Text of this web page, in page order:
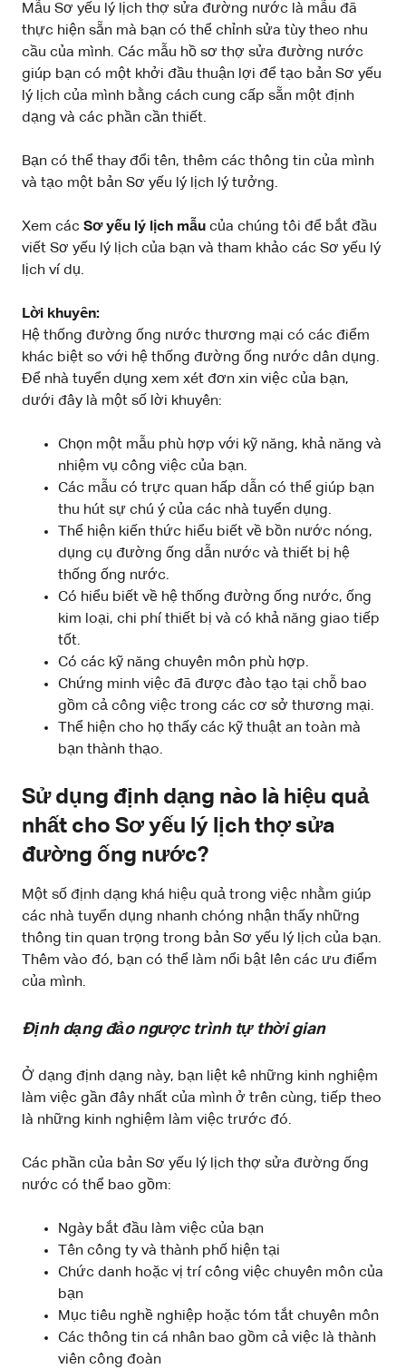
Mẫu Sơ yếu lý lịch thợ sửa đường nước là mẫu đã
thực hiện sẵn mà bạn có thể chỉnh sửa tùy theo nhu
cầu của mình. Các mẫu hồ sơ thợ sửa đường nước
giúp bạn có một khởi đầu thuận lợi để tạo bản Sơ yếu
lý lịch của mình bằng cách cung cấp sẵn một định
dạng và các phần cần thiết.
Bạn có thể thay đổi tên, thêm các thông tin của mình
và tạo một bản Sơ yếu lý lịch lý tưởng.
Xem các Sơ yếu lý lịch mẫu của chúng tôi để bắt đầu
viết Sơ yếu lý lịch của bạn và tham khảo các Sơ yếu lý
lịch ví dụ.
Lời khuyên:
Hệ thống đường ống nước thương mại có các điểm
khác biệt so với hệ thống đường ống nước dân dụng.
Để nhà tuyển dụng xem xét đơn xin việc của bạn,
dưới đây là một số lời khuyên:
Chọn một mẫu phù hợp với kỹ năng, khả năng và
nhiệm vụ công việc của bạn.
Các mẫu có trực quan hấp dẫn có thể giúp bạn
thu hút sự chú ý của các nhà tuyển dụng.
Thể hiện kiến ​​thức hiểu biết về bồn nước nóng,
dụng cụ đường ống dẫn nước và thiết bị hệ
thống ống nước.
Có hiểu biết về hệ thống đường ống nước, ống
kim loại, chi phí thiết bị và có khả năng giao tiếp
tốt.
Có các kỹ năng chuyên môn phù hợp.
Chứng minh việc đã được đào tạo tại chỗ bao
gồm cả công việc trong các cơ sở thương mại.
Thể hiện cho họ thấy các kỹ thuật an toàn mà
bạn thành thạo.
Sử dụng định dạng nào là hiệu quả
nhất cho Sơ yếu lý lịch thợ sửa
đường ống nước?
Một số định dạng khá hiệu quả trong việc nhằm giúp
các nhà tuyển dụng nhanh chóng nhận thấy những
thông tin quan trọng trong bản Sơ yếu lý lịch của bạn.
Thêm vào đó, bạn có thể làm nổi bật lên các ưu điểm
của mình.
Định dạng đảo ngược trình tự thời gian
Ở dạng định dạng này, bạn liệt kê những kinh nghiệm
làm việc gần đây nhất của mình ở trên cùng, tiếp theo
là những kinh nghiệm làm việc trước đó.
Các phần của bản Sơ yếu lý lịch thợ sửa đường ống
nước có thể bao gồm:
Ngày bắt đầu làm việc của bạn
Tên công ty và thành phố hiện tại
Chức danh hoặc vị trí công việc chuyên môn của
bạn
Mục tiêu nghề nghiệp hoặc tóm tắt chuyên môn
Các thông tin cá nhân bao gồm cả việc là thành
viên công đoàn